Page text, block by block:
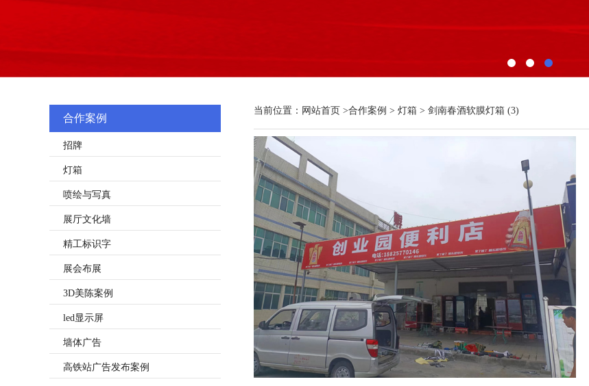
合作案例
招牌
灯箱
喷绘与写真
展厅文化墙
精工标识字
展会布展
3D美陈案例
led显示屏
墙体广告
高铁站广告发布案例
当前位置： 网站首页 >合作案例 > 灯箱 > 剑南春酒软膜灯箱 (3)